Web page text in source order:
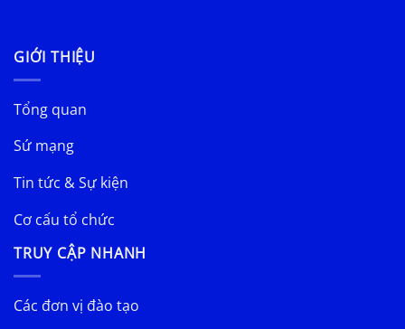
GIỚI THIỆU
Tổng quan
Sứ mạng
Tin tức & Sự kiện
Cơ cấu tổ chức
TRUY CẬP NHANH
Các đơn vị đào tạo